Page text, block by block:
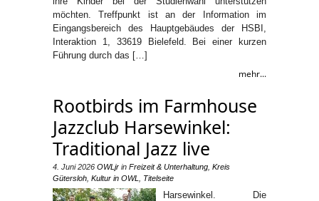
möchten. Treffpunkt ist an der Information im
Eingangsbereich des Hauptgebäudes der HSBI,
Interaktion 1, 33619 Bielefeld. Bei einer kurzen
Führung durch das […]
mehr...
Rootbirds im Farmhouse
Jazzclub Harsewinkel:
Traditional Jazz live
4. Juni 2026 OWLjr in Freizeit & Unterhaltung Kreis
Gütersloh Kultur in OWL Titelseite
Harsewinkel. Die